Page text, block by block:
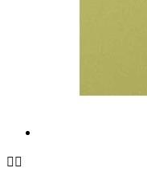
 